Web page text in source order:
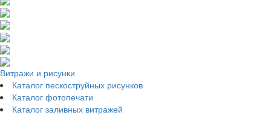
Витражи и рисунки
Каталог пескоструйных рисунков
Каталог фотопечати
Каталог заливных витражей